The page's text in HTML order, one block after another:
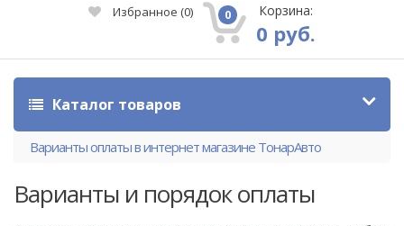
Избранное (0) 0 Корзина:
0 руб.
Каталог товаров
Варианты оплаты в интернет магазине ТонарАвто
Варианты и порядок оплаты